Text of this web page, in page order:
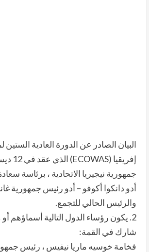
البيان الصادر عن الدورة العادية
إفريقيا (ECOWAS) الذي عقد في 12 ديسمبر 2021 في أبوجا ،
جمهورية نيجيريا الاتحادية ، برئاسة
أدو دانكوا أكوفو – أدو رئيس جمهورية
والرئيس الحالي للتجمع.
2. يكون رؤساء الدول التالية أسماؤهم أو ممثلوهم المفوضون حسب الأصول
شارك في القمة:
فخامة خوسيه ماريا نيفيس ، رئيس